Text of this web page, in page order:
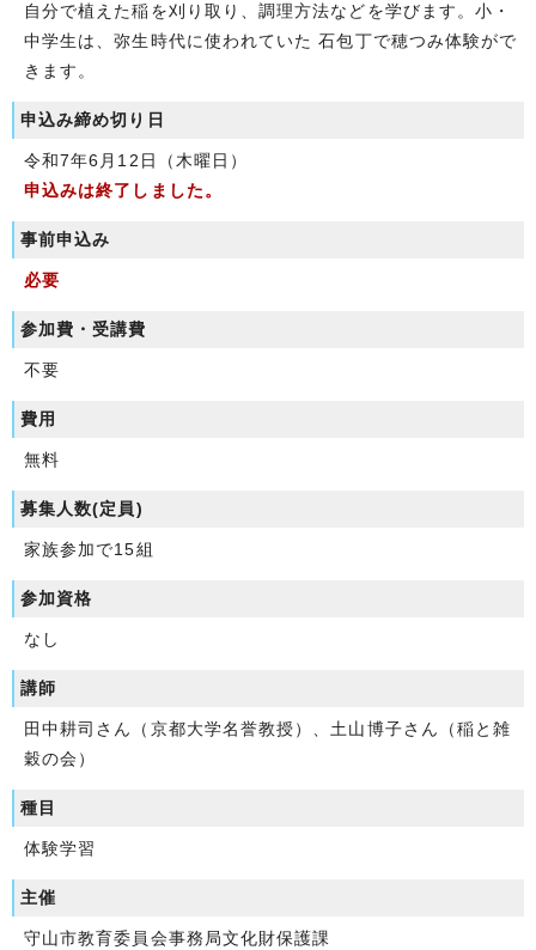
自分で植えた稲を刈り取り、調理方法などを学びます。小・
中学生は、弥生時代に使われていた 石包丁で穂つみ体験がで
きます。
申込み締め切り日
令和7年6月12日（木曜日）
申込みは終了しました。
事前申込み
必要
参加費・受講費
不要
費用
無料
募集人数(定員)
家族参加で15組
参加資格
なし
講師
田中耕司さん（京都大学名誉教授）、土山博子さん（稲と雑
穀の会）
種目
体験学習
主催
守山市教育委員会事務局文化財保護課